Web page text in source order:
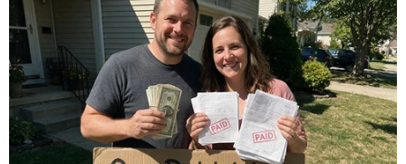
Các đảng đối lập phê phán Tổng thống
Hàn Quốc trì hoãn điều tra
16/11/2016 06:21